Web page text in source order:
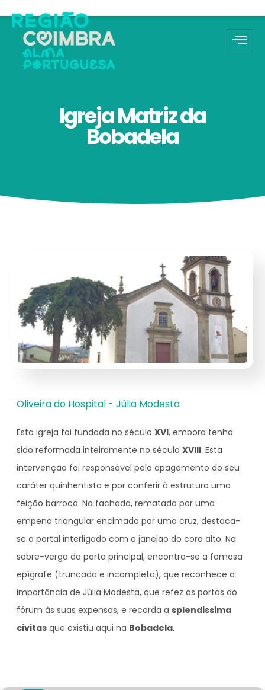
Igreja Matriz da
Bobadela
Oliveira do Hospital - Júlia Modesta
Esta igreja foi fundada no século XVI, embora tenha
sido reformada inteiramente no século XVIII. Esta
intervenção foi responsável pelo apagamento do seu
caráter quinhentista e por conferir à estrutura uma
feição barroca. Na fachada, rematada por uma
empena triangular encimada por uma cruz, destaca-
se o portal interligado com o janelão do coro alto. Na
sobre-verga da porta principal, encontra-se a famosa
epígrafe (truncada e incompleta), que reconhece a
importância de Júlia Modesta, que refez as portas do
fórum às suas expensas, e recorda a splendissima
civitas que existiu aqui na Bobadela.